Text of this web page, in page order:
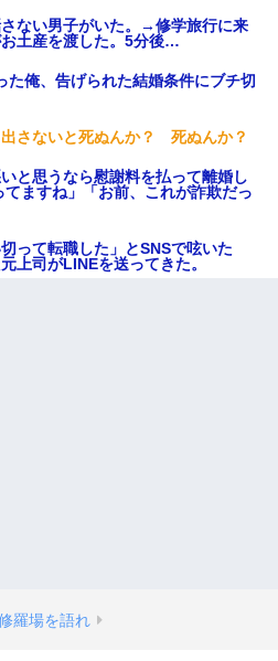
ない男子がいた。→修学旅行に来
土産を渡した。5分後…
た俺、告げられた結婚条件にブチ切
さないと死ぬんか？ 死ぬんか？
と思うなら慰謝料を払って離婚し
ますね」「お前、これが詐欺だっ
って転職した」とSNSで呟いた
上司がLINEを送ってきた。
羅場を語れ